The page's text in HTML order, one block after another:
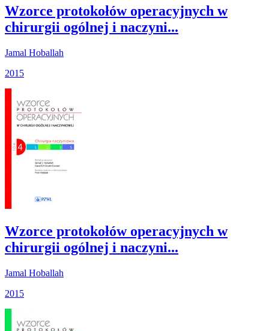
Wzorce protokołów operacyjnych w
chirurgii ogólnej i naczyni...
Jamal Hoballah
2015
Wzorce protokołów operacyjnych w
chirurgii ogólnej i naczyni...
Jamal Hoballah
2015